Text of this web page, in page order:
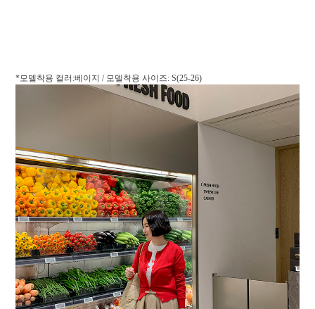
*모델착용 컬러:베이지 / 모델착용 사이즈: S(25-26)